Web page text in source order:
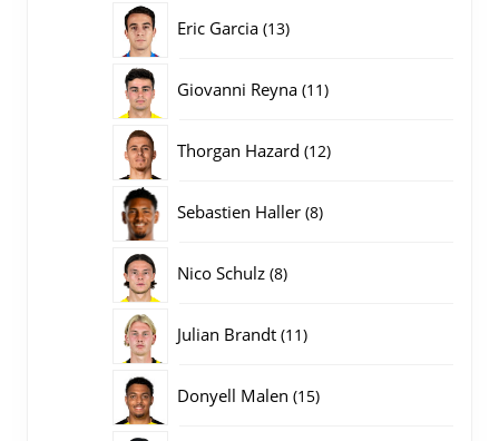
Eric Garcia 1313
Giovanni Reyna 1111
Thorgan Hazard 1212
Sebastien Haller 88
Nico Schulz 88
Julian Brandt 1111
Donyell Malen 1515